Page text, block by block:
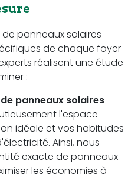
panneaux solaires
de chaque foyer
réalisent une étude
:
panneaux solaires
l'espace
idéale et vos habitudes
Ainsi, nous
exacte de panneaux
les économies à